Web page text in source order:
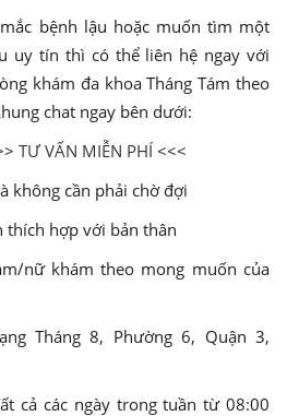
bệnh lậu hoặc muốn tìm một
uy tín thì có thể liên hệ ngay với
khám đa khoa Tháng Tám theo
chat ngay bên dưới:
TƯ VẤN MIỄN PHÍ <<<
không cần phải chờ đợi
thích hợp với bản thân
nữ khám theo mong muốn của
Tháng 8, Phường 6, Quận 3,
cả các ngày trong tuần từ 08:00